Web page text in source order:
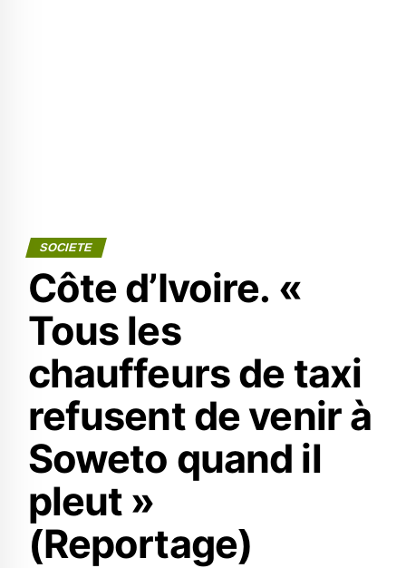
SOCIETE
Côte d’Ivoire. «
Tous les
chauffeurs de taxi
refusent de venir à
Soweto quand il
pleut »
(Reportage)